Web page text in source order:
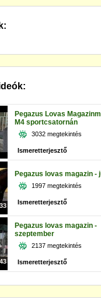
Pegazus Lovas
M4 sportcsatornán
3032 megtekintés
Ismeretterjesztő
Pegazus lovas magazin -
1997 megtekintés
Ismeretterjesztő
Pegazus lovas magazin -
szeptember
2137 megtekintés
Ismeretterjesztő